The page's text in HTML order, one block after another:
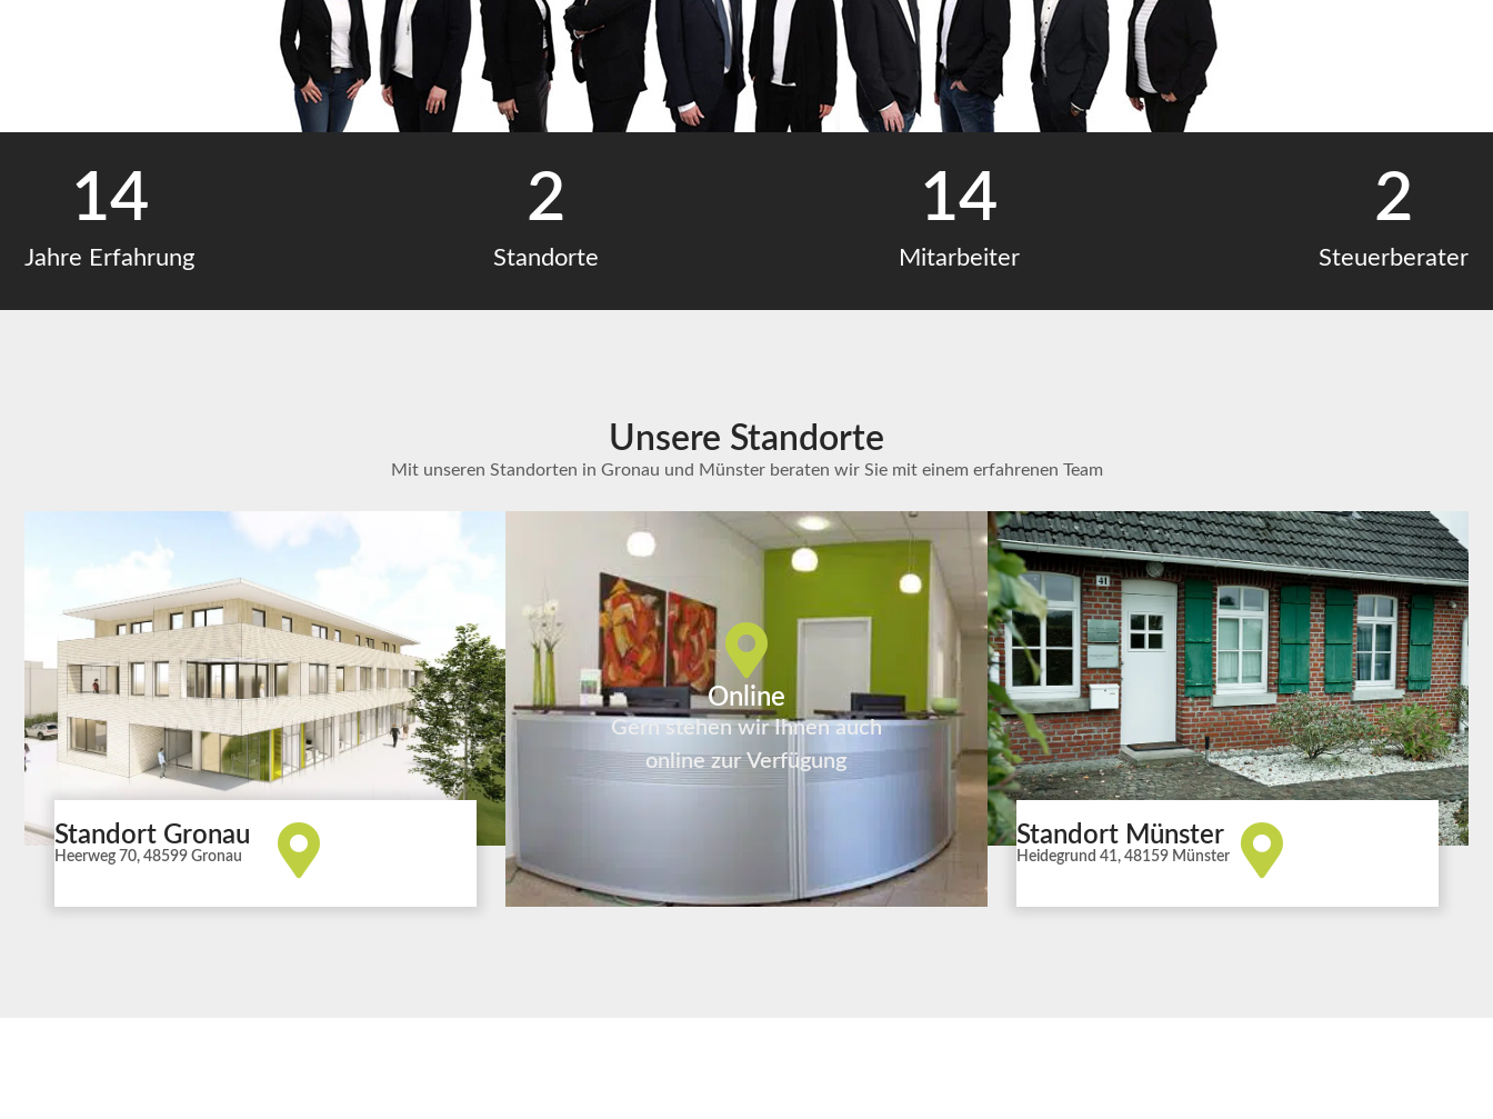
14
Jahre Erfahrung
2
Standorte
14
Mitarbeiter
2
Steuerberater
Unsere Standorte
Mit unseren Standorten in Gronau und Münster beraten wir Sie mit einem erfahrenen Team
Standort Gronau
Heerweg 70, 48599 Gronau
Online
Gern stehen wir Ihnen auch
online zur Verfügung
Standort Münster
Heidegrund 41, 48159 Münster